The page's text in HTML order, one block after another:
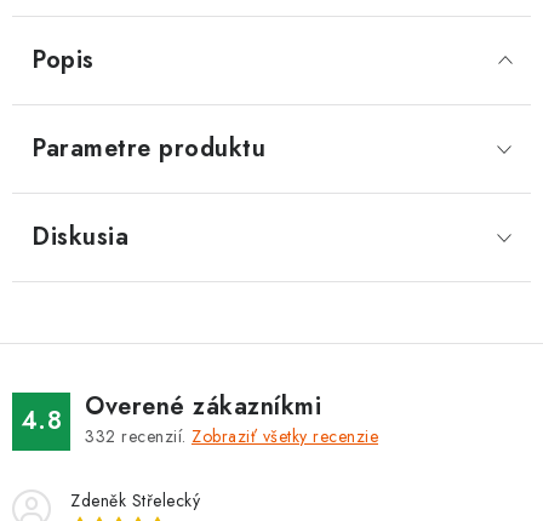
Popis
Parametre produktu
Diskusia
4.8 Overené zákazníkmi
332 recenzií. Zobraziť všetky recenzie
Zdeněk Střelecký